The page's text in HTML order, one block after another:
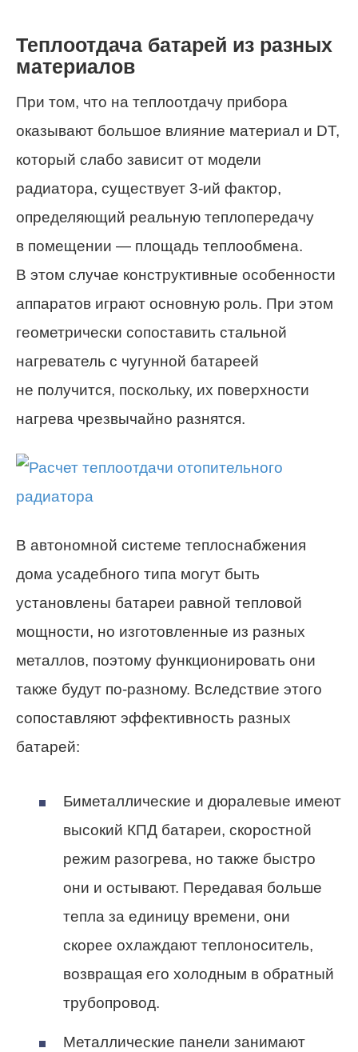
Теплоотдача батарей из разных
материалов
При том, что на теплоотдачу прибора
оказывают большое влияние материал и DT,
который слабо зависит от модели
радиатора, существует 3-ий фактор,
определяющий реальную теплопередачу
в помещении — площадь теплообмена.
В этом случае конструктивные особенности
аппаратов играют основную роль. При этом
геометрически сопоставить стальной
нагреватель с чугунной батареей
не получится, поскольку, их поверхности
нагрева чрезвычайно разнятся.
В автономной системе теплоснабжения
дома усадебного типа могут быть
установлены батареи равной тепловой
мощности, но изготовленные из разных
металлов, поэтому функционировать они
также будут по-разному. Вследствие этого
сопоставляют эффективность разных
батарей:
Биметаллические и дюралевые имеют
высокий КПД батареи, скоростной
режим разогрева, но также быстро
они и остывают. Передавая больше
тепла за единицу времени, они
скорее охлаждают теплоноситель,
возвращая его холодным в обратный
трубопровод.
Металлические панели занимают